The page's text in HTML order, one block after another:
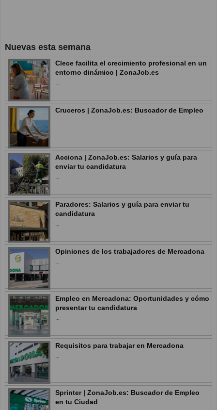
Nuevas esta semana
Clece facilita el crecimiento profesional en un
entorno dinámico | ZonaJob.es
Cruceros | ZonaJob.es: Buscador de Empleo
Acciona | ZonaJob.es: Salarios y guía para
enviar tu candidatura
Paradores: Salarios y guía para enviar tu
candidatura
Opiniones de los trabajadores de Mercadona
Empleo en Mercadona: Oportunidades y cómo
presentar tu candidatura
Requisitos para trabajar en Mercadona
Sprinter | ZonaJob.es: Buscador de Empleo
en tu Ciudad